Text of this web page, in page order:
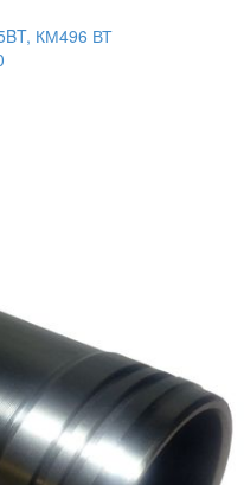
КМ496 ВТ